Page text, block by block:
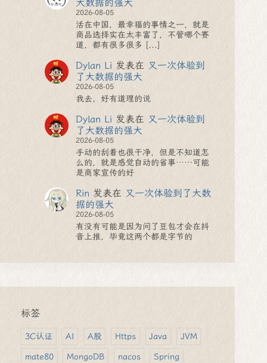
大数据的强大
2026-08-05
活在中国，最幸福的事情之一，就是
商品选择实在太丰富了，不管哪个赛
道，都有很多很多 [...]
Dylan Li 发表在 又一次体验到
了大数据的强大
2026-08-05
我去，好有道理的说
Dylan Li 发表在 又一次体验到
了大数据的强大
2026-08-05
手动的刮着也很干净，但是不知道怎
么的，就是感觉自动的省事……可能
是商家宣传的好
Rin 发表在 又一次体验到了大数
据的强大
2026-08-05
有没有可能是因为问了豆包才会在抖
音上推，毕竟这两个都是字节的
标签
3C认证 AI A股 Https Java JVM
mate80 MongoDB nacos Spring